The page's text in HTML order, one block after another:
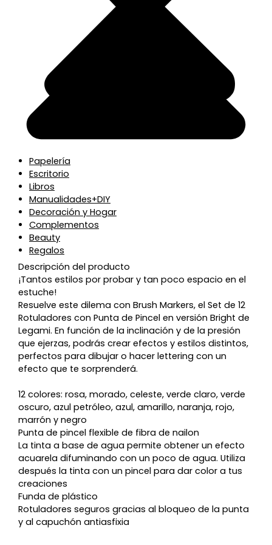
Papelería
Escritorio
Libros
Manualidades+DIY
Decoración y Hogar
Complementos
Beauty
Regalos
Descripción del producto
¡Tantos estilos por probar y tan poco espacio en el
estuche!
Resuelve este dilema con Brush Markers, el Set de 12
Rotuladores con Punta de Pincel en versión Bright de
Legami. En función de la inclinación y de la presión
que ejerzas, podrás crear efectos y estilos distintos,
perfectos para dibujar o hacer lettering con un
efecto que te sorprenderá.
12 colores: rosa, morado, celeste, verde claro, verde
oscuro, azul petróleo, azul, amarillo, naranja, rojo,
marrón y negro
Punta de pincel flexible de fibra de nailon
La tinta a base de agua permite obtener un efecto
acuarela difuminando con un poco de agua. Utiliza
después la tinta con un pincel para dar color a tus
creaciones
Funda de plástico
Rotuladores seguros gracias al bloqueo de la punta
y al capuchón antiasfixia